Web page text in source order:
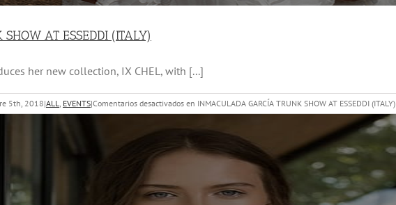
AT ESSEDDI (ITALY)
her new collection, IX CHEL, with [...]
5th, 2018|ALL, EVENTS|Comentarios desactivados en INMACULADA GARCÍA TRUNK SHOW AT ESSEDDI (ITALY)